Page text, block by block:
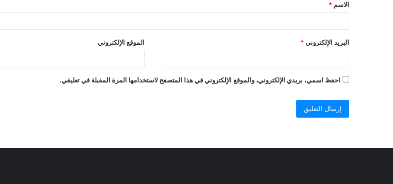
الاسم *
البريد الإلكتروني * الموقع الإلكتروني
احفظ اسمي، بريدي الإلكتروني، والموقع الإلكتروني في هذا المتصفح لاستخدامها المرة المقبلة في تعليقي.